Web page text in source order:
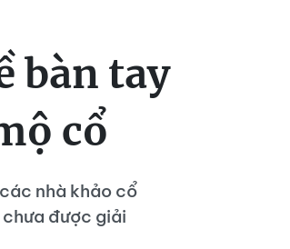
bàn tay
cổ
nhà khảo cổ
được giải